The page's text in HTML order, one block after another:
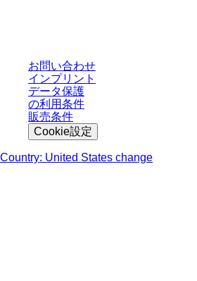
お問い合わせ
インプリント
データ保護
の利用条件
販売条件
Cookie設定
Country: United States change